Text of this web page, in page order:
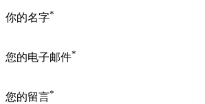
你的名字*
您的电子邮件*
您的留言*